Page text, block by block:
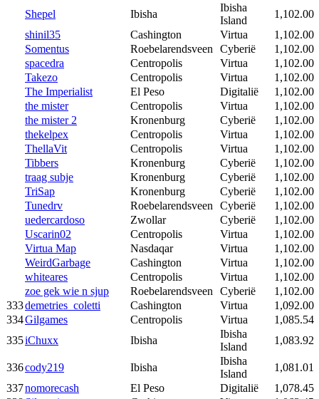
Shepel
Ibisha
Ibisha
Island
1,102.00
shinil35
Cashington Virtua
1,102.00
Somentus
Roebelarendsveen Cyberië
1,102.00
spacedra
Centropolis Virtua
1,102.00
Takezo
Centropolis Virtua
1,102.00
The Imperialist
El Peso Digitalië
1,102.00
the mister
Centropolis Virtua
1,102.00
the mister 2
Kronenburg Cyberië
1,102.00
thekelpex
Centropolis Virtua
1,102.00
ThellaVit
Centropolis Virtua
1,102.00
Tibbers
Kronenburg Cyberië
1,102.00
traag subje
Kronenburg Cyberië
1,102.00
TriSap
Kronenburg Cyberië
1,102.00
Tunedrv
Roebelarendsveen Cyberië
1,102.00
uedercardoso
Zwollar Cyberië
1,102.00
Uscarin02
Centropolis Virtua
1,102.00
Virtua Map
Nasdaqar Virtua
1,102.00
WeirdGarbage
Cashington Virtua
1,102.00
whiteares
Centropolis Virtua
1,102.00
zoe gek wie n sjup
Roebelarendsveen Cyberië
1,102.00
333demetries_coletti Cashington Virtua
1,092.00
334Gilgames Centropolis Virtua
1,085.54
335iChuxx Ibisha
Ibisha
Island
1,083.92
336cody219 Ibisha
Ibisha
Island
1,081.01
337nomorecash El Peso Digitalië
1,078.45